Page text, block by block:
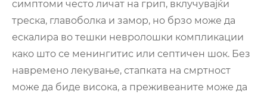
симптоми често личат на грип, вклучувајќи
треска, главоболка и замор, но брзо може да
ескалира во тешки невролошки компликации
како што се менингитис или септичен шок. Без
навремено лекување, стапката на смртност
може да биде висока, а преживеаните може да